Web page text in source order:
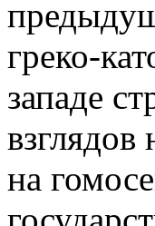
греко-
западе
на